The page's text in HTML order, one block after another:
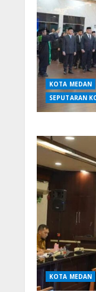
KOTA MEDAN
SEPUTARAN
KOTA MEDAN